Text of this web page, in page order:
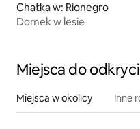
Chatka w: Rionegro
Domek w lesie
Miejsca do
Miejsca w okolicy Inne